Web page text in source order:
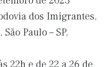
dos Imigrantes,
Paulo – SP,